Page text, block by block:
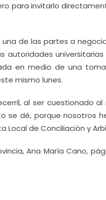
para invitarlo
de las partes a
autoridades
en medio de una
mismo lunes.
al ser cuestionado
se dé, porque nosotros
de Conciliación y
Ana María Cano,